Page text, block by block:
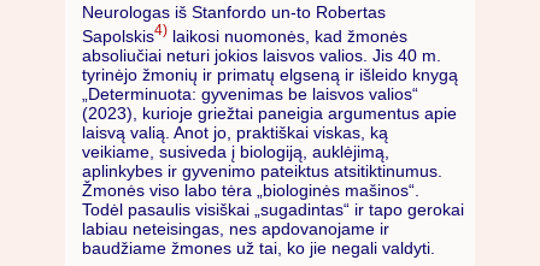
Neurologas iš Stanfordo un-to Robertas
Sapolskis4) laikosi nuomonės, kad žmonės
absoliučiai neturi jokios laisvos valios. Jis 40 m.
tyrinėjo žmonių ir primatų elgseną ir išleido knygą
„Determinuota: gyvenimas be laisvos valios“
(2023), kurioje griežtai paneigia argumentus apie
laisvą valią. Anot jo, praktiškai viskas, ką
veikiame, susiveda į biologiją, auklėjimą,
aplinkybes ir gyvenimo pateiktus atsitiktinumus.
Žmonės viso labo tėra „biologinės mašinos“.
Todėl pasaulis visiškai „sugadintas“ ir tapo gerokai
labiau neteisingas, nes apdovanojame ir
baudžiame žmones už tai, ko jie negali valdyti.